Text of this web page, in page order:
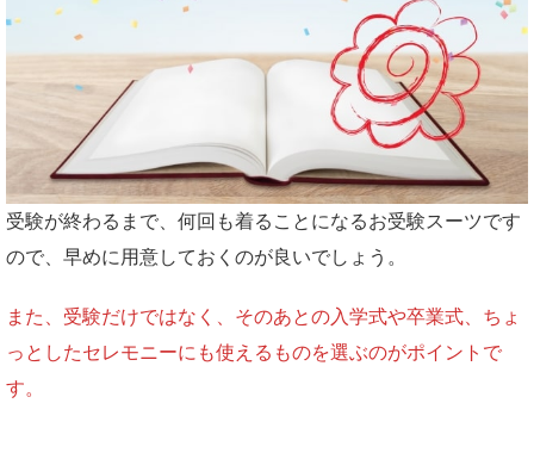
受験が終わるまで、何回も着ることになるお受験スーツです
ので、早めに用意しておくのが良いでしょう。
また、受験だけではなく、そのあとの入学式や卒業式、ちょ
っとしたセレモニーにも使えるものを選ぶのがポイントで
す。